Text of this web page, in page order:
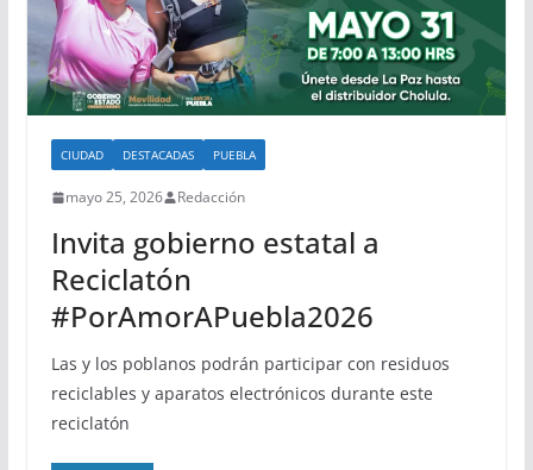
CIUDAD DESTACADAS PUEBLA
mayo 25, 2026 Redacción
Invita gobierno estatal a
Reciclatón
#PorAmorAPuebla2026
Las y los poblanos podrán participar con residuos
reciclables y aparatos electrónicos durante este
reciclatón